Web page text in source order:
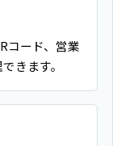
コード、営業
きます。